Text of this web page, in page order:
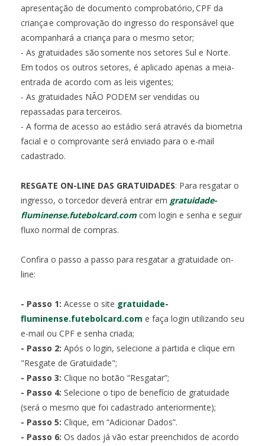
apresentação de documento comprobatório, CPF da
criança e comprovação do ingresso do responsável que
acompanhará a criança para o mesmo setor;
- As gratuidades são somente nos setores Sul e Norte.
Em todos os outros setores, é aplicado apenas a meia-
entrada de acordo com as leis vigentes;
- As gratuidades NÃO PODEM ser vendidas ou
repassadas para terceiros.
- A forma de acesso ao estádio será através da biometria
facial e o comprovante será enviado para o e-mail
cadastrado.
RESGATE ON-LINE DAS GRATUIDADES: Para resgatar o
ingresso, o torcedor deverá entrar em gratuidade-
fluminense.futebolcard.com com login e senha e seguir
fluxo normal de compras.
Confira o passo a passo para resgatar a gratuidade on-
line:
- Passo 1: Acesse o site gratuidade-
fluminense.futebolcard.com e faça login utilizando seu
e-mail ou CPF e senha criada;
- Passo 2: Após o login, selecione a partida e clique em
"Resgate de Gratuidade";
- Passo 3: Clique no botão “Resgatar”;
- Passo 4: Selecione o tipo de benefício de gratuidade
(será o mesmo que foi cadastrado anteriormente);
- Passo 5: Clique, em “Adicionar Dados”.
- Passo 6: Os dados já vão estar preenchidos de acordo